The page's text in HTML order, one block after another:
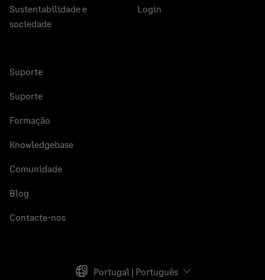
Sustentabilidade e
sociedade
Login
Suporte
Suporte
Formação
Knowledgebase
Comunidade
Blog
Contacte-nos
Portugal | Português